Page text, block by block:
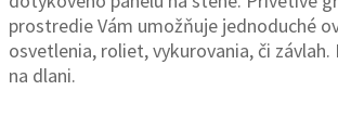
prostredie Vám umožňuje jednoduché
osvetlenia, roliet, vykurovania, či závlah.
na dlani.